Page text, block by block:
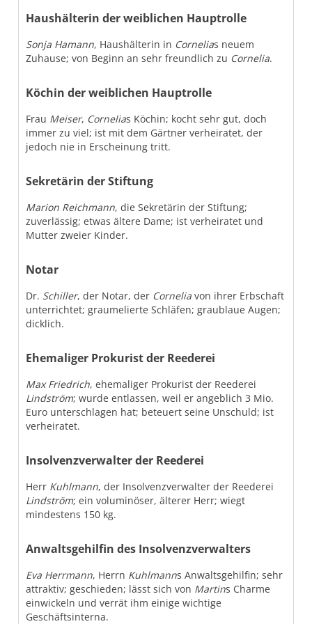
Haushälterin der weiblichen Hauptrolle
Sonja Hamann, Haushälterin in Cornelias neuem
Zuhause; von Beginn an sehr freundlich zu Cornelia.
Köchin der weiblichen Hauptrolle
Frau Meiser, Cornelias Köchin; kocht sehr gut, doch
immer zu viel; ist mit dem Gärtner verheiratet, der
jedoch nie in Erscheinung tritt.
Sekretärin der Stiftung
Marion Reichmann, die Sekretärin der Stiftung;
zuverlässig; etwas ältere Dame; ist verheiratet und
Mutter zweier Kinder.
Notar
Dr. Schiller, der Notar, der Cornelia von ihrer Erbschaft
unterrichtet; graumelierte Schläfen; graublaue Augen;
dicklich.
Ehemaliger Prokurist der Reederei
Max Friedrich, ehemaliger Prokurist der Reederei
Lindström; wurde entlassen, weil er angeblich 3 Mio.
Euro unterschlagen hat; beteuert seine Unschuld; ist
verheiratet.
Insolvenzverwalter der Reederei
Herr Kuhlmann, der Insolvenzverwalter der Reederei
Lindström; ein voluminöser, älterer Herr; wiegt
mindestens 150 kg.
Anwaltsgehilfin des Insolvenzverwalters
Eva Herrmann, Herrn Kuhlmanns Anwaltsgehilfin; sehr
attraktiv; geschieden; lässt sich von Martins Charme
einwickeln und verrät ihm einige wichtige
Geschäftsinterna.